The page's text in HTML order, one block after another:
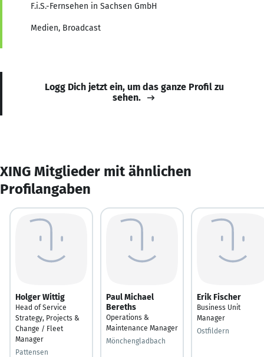
F.i.S.-Fernsehen in Sachsen GmbH
Medien, Broadcast
Logg Dich jetzt ein, um das ganze Profil zu
sehen.
XING Mitglieder mit ähnlichen
Profilangaben
Holger Wittig
Head of Service
Strategy, Projects &
Change / Fleet
Manager
Pattensen
Paul Michael
Bereths
Operations &
Maintenance Manager
Mönchengladbach
Erik Fischer
Business Unit
Manager
Ostfildern